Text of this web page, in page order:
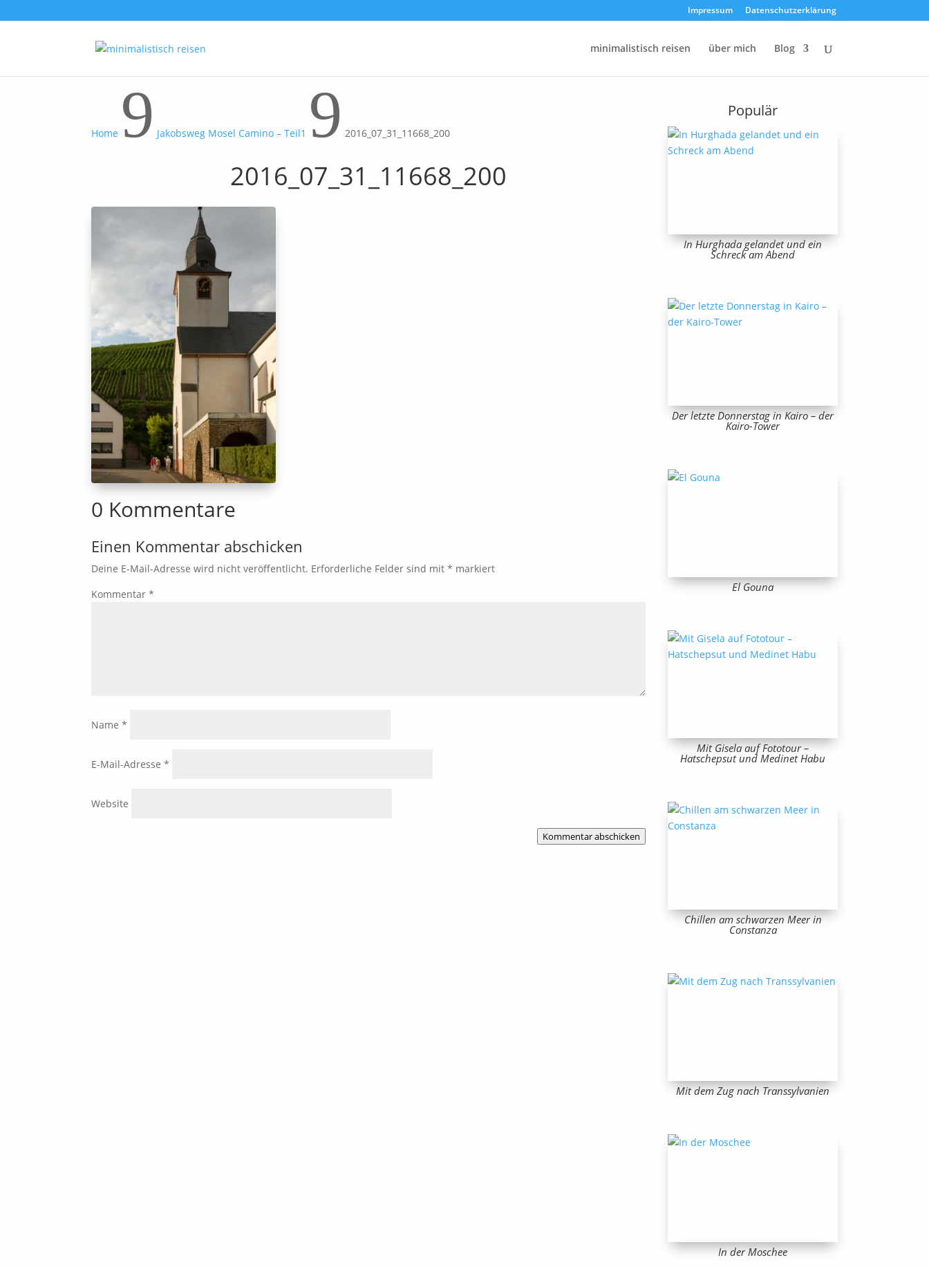
Impressum Datenschutzerklärung
minimalistisch reisen über mich Blog
Home 9 Jakobsweg Mosel Camino – Teil1 9 2016_07_31_11668_200
2016_07_31_11668_200
0 Kommentare
Einen Kommentar abschicken
Deine E-Mail-Adresse wird nicht veröffentlicht. Erforderliche Felder sind mit * markiert
Kommentar *
Name *
E-Mail-Adresse *
Website
Kommentar abschicken
Populär
In Hurghada gelandet und ein
Schreck am Abend
Der letzte Donnerstag in Kairo – der
Kairo-Tower
El Gouna
Mit Gisela auf Fototour –
Hatschepsut und Medinet Habu
Chillen am schwarzen Meer in
Constanza
Mit dem Zug nach Transsylvanien
In der Moschee